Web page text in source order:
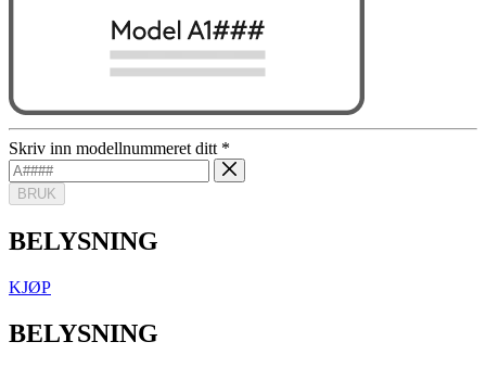
Skriv inn modellnummeret ditt *
BRUK
BELYSNING
KJØP
BELYSNING